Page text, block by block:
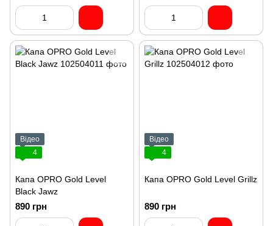
Відео
4
Капа OPRO Gold Level
Black Jawz
890 грн
Відео
4
Капа OPRO Gold Level Grillz
890 грн